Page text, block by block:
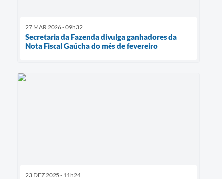
27 MAR 2026 - 09h32
Secretaria da Fazenda divulga ganhadores da
Nota Fiscal Gaúcha do mês de fevereiro
23 DEZ 2025 - 11h24